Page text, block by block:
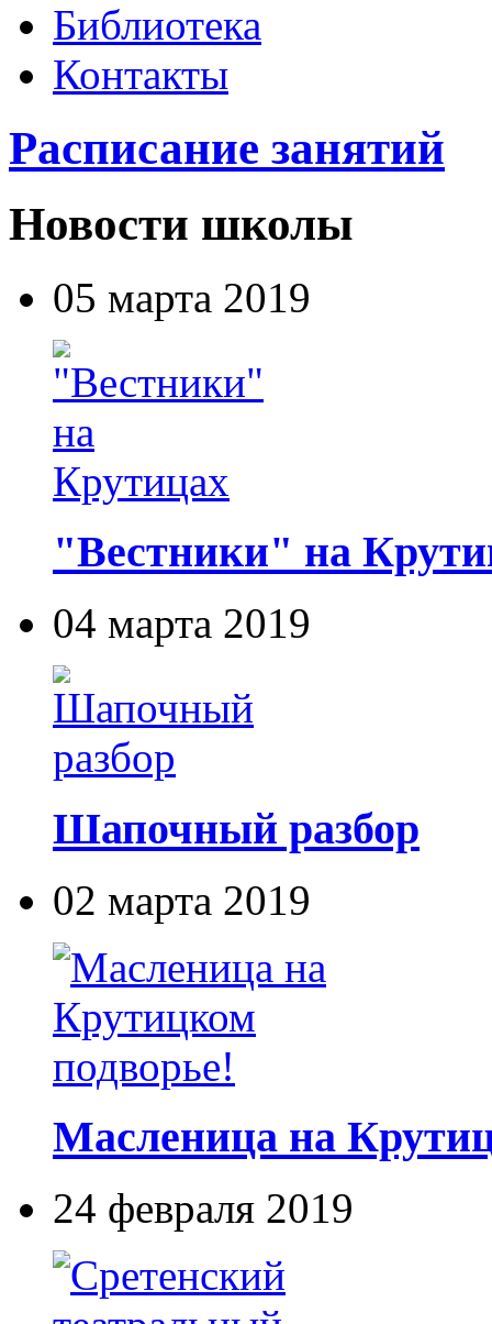
Библиотека
Контакты
Расписание занятий
Новости школы
05 марта 2019
"Вестники" на
04 марта 2019
Шапочный разбор
02 марта 2019
Масленица на
24 февраля 2019